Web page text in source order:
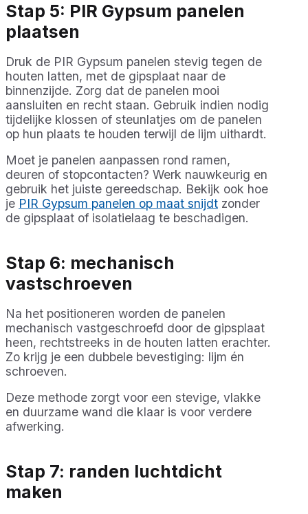
Stap 5: PIR Gypsum panelen
plaatsen
Druk de PIR Gypsum panelen stevig tegen de
houten latten, met de gipsplaat naar de
binnenzijde. Zorg dat de panelen mooi
aansluiten en recht staan. Gebruik indien nodig
tijdelijke klossen of steunlatjes om de panelen
op hun plaats te houden terwijl de lijm uithardt.
Moet je panelen aanpassen rond ramen,
deuren of stopcontacten? Werk nauwkeurig en
gebruik het juiste gereedschap. Bekijk ook hoe
je PIR Gypsum panelen op maat snijdt zonder
de gipsplaat of isolatielaag te beschadigen.
Stap 6: mechanisch
vastschroeven
Na het positioneren worden de panelen
mechanisch vastgeschroefd door de gipsplaat
heen, rechtstreeks in de houten latten erachter.
Zo krijg je een dubbele bevestiging: lijm én
schroeven.
Deze methode zorgt voor een stevige, vlakke
en duurzame wand die klaar is voor verdere
afwerking.
Stap 7: randen luchtdicht
maken